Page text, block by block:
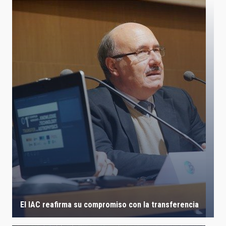
FECHA DE CREACIÓN ORDENAR POR ORDEN
El IAC reafirma su compromiso con la transferencia